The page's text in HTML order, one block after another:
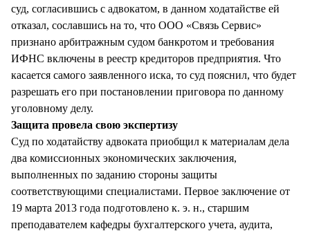
суд, согласившись с адвокатом, в данном ходатайстве ей
отказал, сославшись на то, что ООО «Связь Сервис»
признано арбитражным судом банкротом и требования
ИФНС включены в реестр кредиторов предприятия. Что
касается самого заявленного иска, то суд пояснил, что будет
разрешать его при постановлении приговора по данному
уголовному делу.
Защита провела свою экспертизу
Суд по ходатайству адвоката приобщил к материалам дела
два комиссионных экономических заключения,
выполненных по заданию стороны защиты
соответствующими специалистами. Первое заключение от
19 марта 2013 года подготовлено к. э. н., старшим
преподавателем кафедры бухгалтерского учета, аудита,